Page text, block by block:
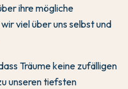
ihre mögliche
viel über uns selbst und
Träume keine zufälligen
unseren tiefsten